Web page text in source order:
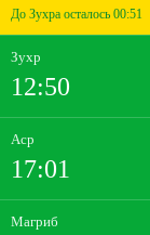
До Зухра осталось 00:51
Зухр
12:50
Аср
17:01
Магриб